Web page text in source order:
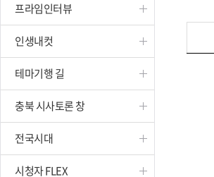
보은
옥천
프라임인터뷰
인생내컷
테마기행 길
충북 시사토론 창
전국시대
시청자 FLEX